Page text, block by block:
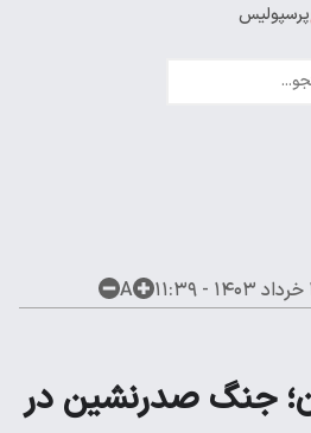
پرسپولیس
لیگ قهرمانان
A
جنگ صدرنشین در